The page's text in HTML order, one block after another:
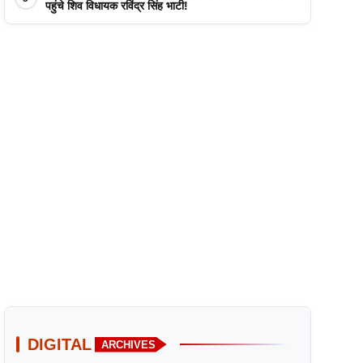
पहुंचे शिव विधायक रविंद्र सिंह भाटी!
DIGITAL ARCHIVES